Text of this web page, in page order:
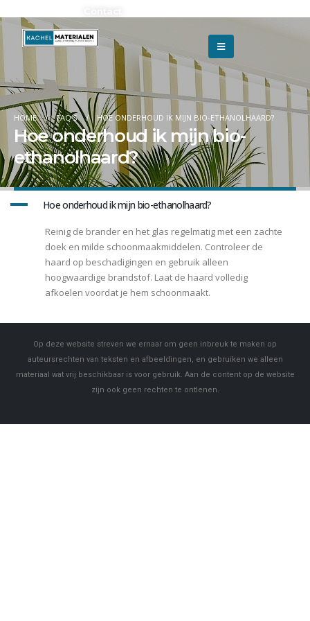
HOME FAQ'S HOE ONDERHOUD IK MIJN BIO-ETHANOLHAARD?
Hoe onderhoud ik mijn bio-
ethanolhaard?
A Hoe onderhoud ik mijn bio-ethanolhaard?
Reinig de brander en het glas regelmatig met een zachte
doek en milde schoonmaakmiddelen. Controleer de
haard op beschadigingen en gebruik alleen
hoogwaardige brandstof. Laat de haard volledig
afkoelen voordat je hem schoonmaakt.
Op deze website streven we ernaar om geen inbreuk te maken op
auteursrechten van teksten en afbeeldingen, en gebruiken we alleen
materiaal wat vrij beschikbaar is voor gebruik. Aan de content op de website
zijn ook geen rechten te ontlenen.